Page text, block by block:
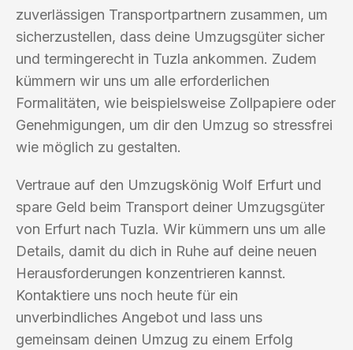
zuverlässigen Transportpartnern zusammen, um
sicherzustellen, dass deine Umzugsgüter sicher
und termingerecht in Tuzla ankommen. Zudem
kümmern wir uns um alle erforderlichen
Formalitäten, wie beispielsweise Zollpapiere oder
Genehmigungen, um dir den Umzug so stressfrei
wie möglich zu gestalten.
Vertraue auf den Umzugskönig Wolf Erfurt und
spare Geld beim Transport deiner Umzugsgüter
von Erfurt nach Tuzla. Wir kümmern uns um alle
Details, damit du dich in Ruhe auf deine neuen
Herausforderungen konzentrieren kannst.
Kontaktiere uns noch heute für ein
unverbindliches Angebot und lass uns
gemeinsam deinen Umzug zu einem Erfolg